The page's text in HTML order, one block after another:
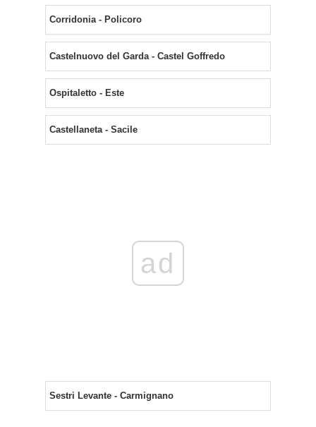
Corridonia - Policoro
Castelnuovo del Garda - Castel Goffredo
Ospitaletto - Este
Castellaneta - Sacile
ad
Sestri Levante - Carmignano